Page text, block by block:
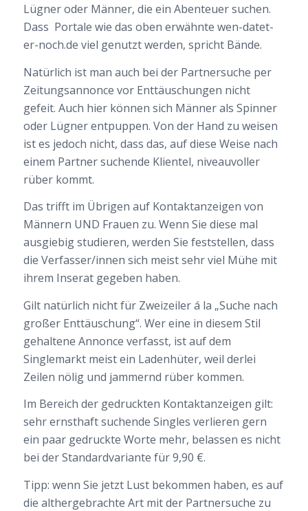
Lügner oder Männer, die ein Abenteuer suchen.
Dass Portale wie das oben erwähnte wen-datet-
er-noch.de viel genutzt werden, spricht Bände.
Natürlich ist man auch bei der Partnersuche per
Zeitungsannonce vor Enttäuschungen nicht
gefeit. Auch hier können sich Männer als Spinner
oder Lügner entpuppen. Von der Hand zu weisen
ist es jedoch nicht, dass das, auf diese Weise nach
einem Partner suchende Klientel, niveauvoller
rüber kommt.
Das trifft im Übrigen auf Kontaktanzeigen von
Männern UND Frauen zu. Wenn Sie diese mal
ausgiebig studieren, werden Sie feststellen, dass
die Verfasser/innen sich meist sehr viel Mühe mit
ihrem Inserat gegeben haben.
Gilt natürlich nicht für Zweizeiler á la „Suche nach
großer Enttäuschung“. Wer eine in diesem Stil
gehaltene Annonce verfasst, ist auf dem
Singlemarkt meist ein Ladenhüter, weil derlei
Zeilen nölig und jammernd rüber kommen.
Im Bereich der gedruckten Kontaktanzeigen gilt:
sehr ernsthaft suchende Singles verlieren gern
ein paar gedruckte Worte mehr, belassen es nicht
bei der Standardvariante für 9,90 €.
Tipp: wenn Sie jetzt Lust bekommen haben, es auf
die althergebrachte Art mit der Partnersuche zu